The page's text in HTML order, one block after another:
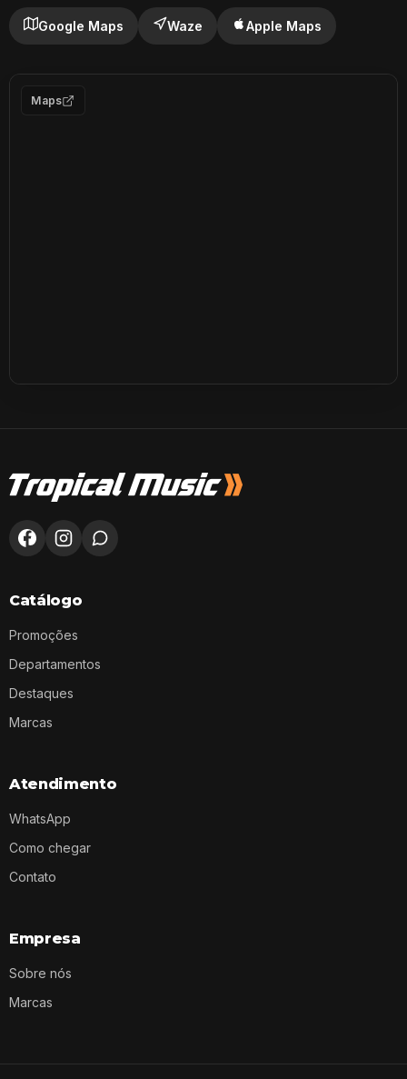
Google Maps Waze Apple Maps
Maps
Catálogo
Promoções
Departamentos
Destaques
Marcas
Atendimento
WhatsApp
Como chegar
Contato
Empresa
Sobre nós
Marcas